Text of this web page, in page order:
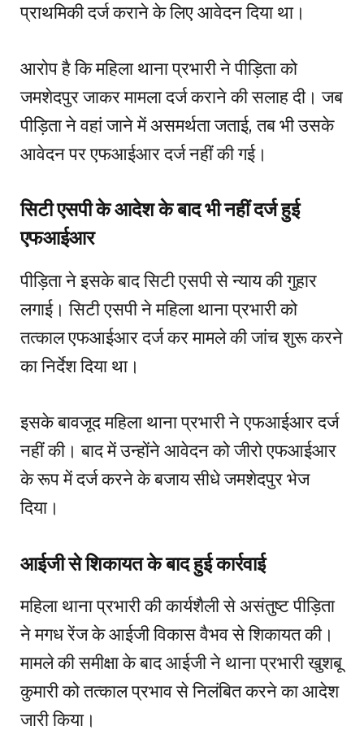
प्राथमिकी दर्ज कराने के लिए आवेदन दिया था।
आरोप है कि महिला थाना प्रभारी ने पीड़िता को
जमशेदपुर जाकर मामला दर्ज कराने की सलाह दी। जब
पीड़िता ने वहां जाने में असमर्थता जताई, तब भी उसके
आवेदन पर एफआईआर दर्ज नहीं की गई।
सिटी एसपी के आदेश के बाद भी नहीं दर्ज हुई
एफआईआर
पीड़िता ने इसके बाद सिटी एसपी से न्याय की गुहार
लगाई। सिटी एसपी ने महिला थाना प्रभारी को
तत्काल एफआईआर दर्ज कर मामले की जांच शुरू करने
का निर्देश दिया था।
इसके बावजूद महिला थाना प्रभारी ने एफआईआर दर्ज
नहीं की। बाद में उन्होंने आवेदन को जीरो एफआईआर
के रूप में दर्ज करने के बजाय सीधे जमशेदपुर भेज
दिया।
आईजी से शिकायत के बाद हुई कार्रवाई
महिला थाना प्रभारी की कार्यशैली से असंतुष्ट पीड़िता
ने मगध रेंज के आईजी विकास वैभव से शिकायत की।
मामले की समीक्षा के बाद आईजी ने थाना प्रभारी खुशबू
कुमारी को तत्काल प्रभाव से निलंबित करने का आदेश
जारी किया।